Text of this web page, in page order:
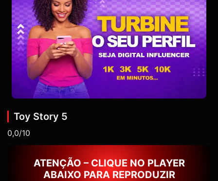
Toy Story 5
0,0/10
ATENÇÃO – CLIQUE NO PLAYER
ABAIXO PARA REPRODUZIR